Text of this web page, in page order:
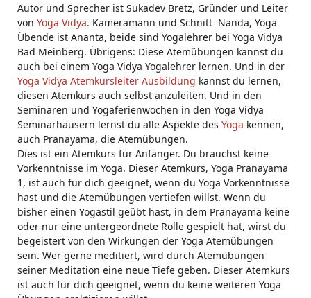
Autor und Sprecher ist Sukadev Bretz, Gründer und Leiter
von Yoga Vidya. Kameramann und Schnitt Nanda, Yoga
Übende ist Ananta, beide sind Yogalehrer bei Yoga Vidya
Bad Meinberg. Übrigens: Diese Atemübungen kannst du
auch bei einem Yoga Vidya Yogalehrer lernen. Und in der
Yoga Vidya Atemkursleiter Ausbildung kannst du lernen,
diesen Atemkurs auch selbst anzuleiten. Und in den
Seminaren und Yogaferienwochen in den Yoga Vidya
Seminarhäusern lernst du alle Aspekte des Yoga kennen,
auch Pranayama, die Atemübungen.
Dies ist ein Atemkurs für Anfänger. Du brauchst keine
Vorkenntnisse im Yoga. Dieser Atemkurs, Yoga Pranayama
1, ist auch für dich geeignet, wenn du Yoga Vorkenntnisse
hast und die Atemübungen vertiefen willst. Wenn du
bisher einen Yogastil geübt hast, in dem Pranayama keine
oder nur eine untergeordnete Rolle gespielt hat, wirst du
begeistert von den Wirkungen der Yoga Atemübungen
sein. Wer gerne meditiert, wird durch Atemübungen
seiner Meditation eine neue Tiefe geben. Dieser Atemkurs
ist auch für dich geeignet, wenn du keine weiteren Yoga